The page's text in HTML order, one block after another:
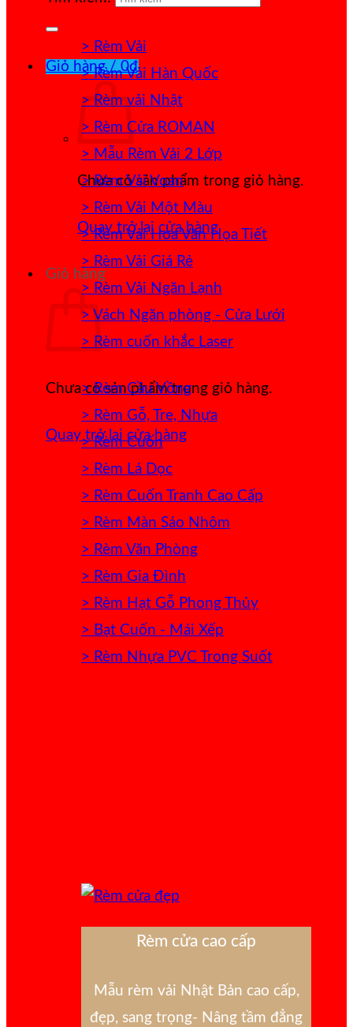
Giỏ hàng /0₫
Chưa có sản phẩm trong giỏ hàng.
Quay trở lại cửa hàng
Giỏ hàng
Chưa có sản phẩm trong giỏ hàng.
Quay trở lại cửa hàng
> Rèm Vải
> Rèm Vải Hàn Quốc
> Rèm vải Nhật
> Rèm Cửa ROMAN
> Mẫu Rèm Vải 2 Lớp
> Rèm Vải Voan
> Rèm Vải Một Màu
> Rèm Vải Hoa Văn Họa Tiết
> Rèm Vải Giá Rẻ
> Rèm Vải Ngăn Lạnh
> Vách Ngăn phòng - Cửa Lưới
> Rèm cuốn khắc Laser
> Rèm Cầu Vồng
> Rèm Gỗ, Tre, Nhựa
> Rèm Cuốn
> Rèm Lá Dọc
> Rèm Cuốn Tranh Cao Cấp
> Rèm Màn Sáo Nhôm
> Rèm Văn Phòng
> Rèm Gia Đình
> Rèm Hạt Gỗ Phong Thủy
> Bạt Cuốn - Mái Xếp
> Rèm Nhựa PVC Trong Suốt
Rèm cửa cao cấp
Mẫu rèm vải Nhật Bản cao cấp,
đẹp, sang trọng- Nâng tầm đẳng